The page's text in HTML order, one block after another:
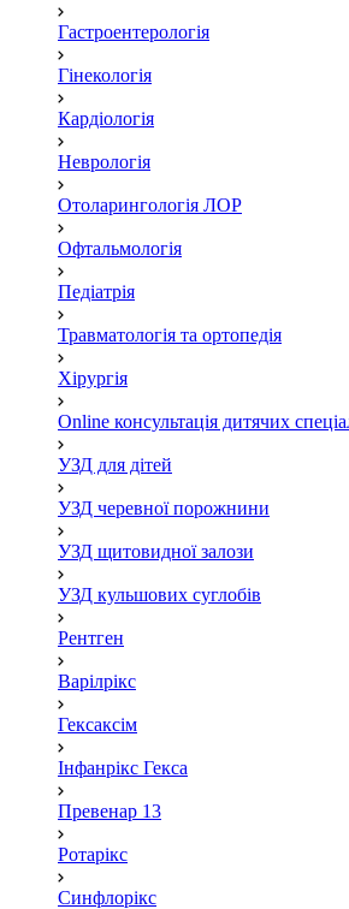
Гастроентерологія
Гінекологія
Кардіологія
Неврологія
Отоларингологія ЛОР
Офтальмологія
Педіатрія
Травматологія та ортопедія
Хірургія
Online консультація дитячих
УЗД для дітей
УЗД черевної порожнини
УЗД щитовидної залози
УЗД кульшових суглобів
Рентген
Варілрікс
Гексаксім
Інфанрікс Гекса
Превенар 13
Ротарікс
Синфлорікс